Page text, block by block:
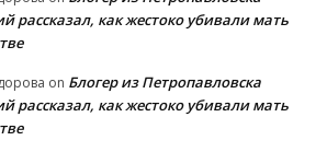
рассказал, как жестоко убивали мать
on Блогер из Петропавловска
рассказал, как жестоко убивали мать